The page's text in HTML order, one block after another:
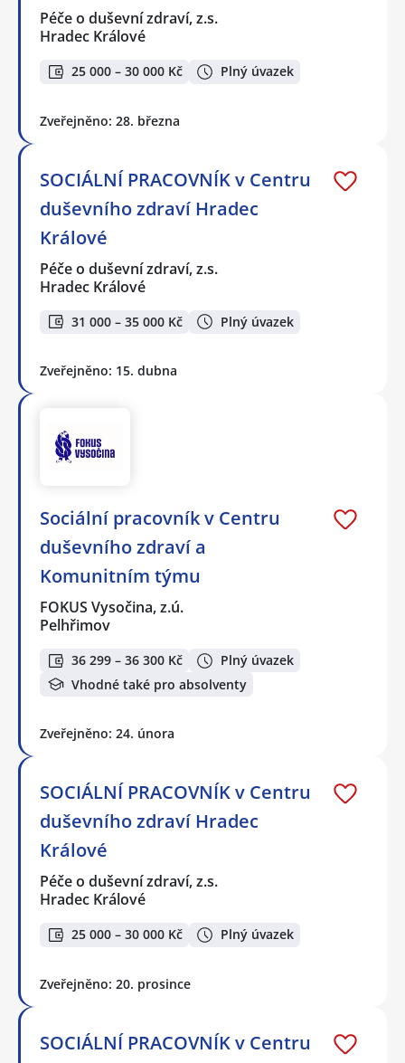
Péče o duševní zdraví, z.s.
Hradec Králové
25 000 – 30 000 Kč Plný úvazek
Zveřejněno: 28. března
SOCIÁLNÍ PRACOVNÍK v Centru
duševního zdraví Hradec
Králové
Péče o duševní zdraví, z.s.
Hradec Králové
31 000 – 35 000 Kč Plný úvazek
Zveřejněno: 15. dubna
Sociální pracovník v Centru
duševního zdraví a
Komunitním týmu
FOKUS Vysočina, z.ú.
Pelhřimov
36 299 – 36 300 Kč
Plný úvazek
Vhodné také pro absolventy
Zveřejněno: 24. února
SOCIÁLNÍ PRACOVNÍK v Centru
duševního zdraví Hradec
Králové
Péče o duševní zdraví, z.s.
Hradec Králové
25 000 – 30 000 Kč Plný úvazek
Zveřejněno: 20. prosince
SOCIÁLNÍ PRACOVNÍK v Centru